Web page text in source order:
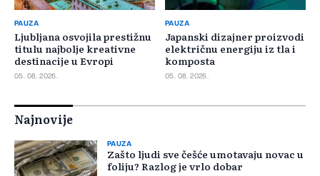
PAUZA
Ljubljana osvojila prestižnu
titulu najbolje kreativne
destinacije u Evropi
05. 08. 2026.
PAUZA
Japanski dizajner proizvodi
električnu energiju iz tla i
komposta
05. 08. 2026.
Najnovije
PAUZA
Zašto ljudi sve češće umotavaju novac u
foliju? Razlog je vrlo dobar